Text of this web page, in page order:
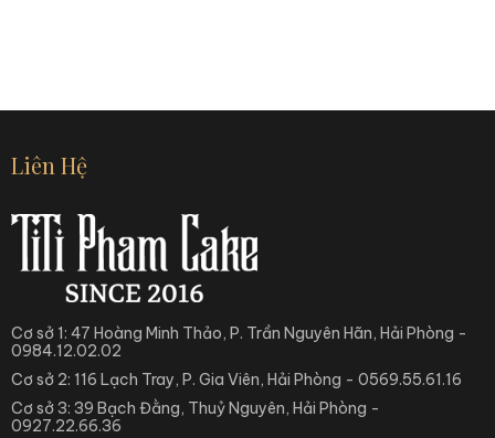
Liên Hệ
Cơ sở 1: 47 Hoàng Minh Thảo, P. Trần Nguyên Hãn, Hải Phòng -
0984.12.02.02
Cơ sở 2: 116 Lạch Tray, P. Gia Viên, Hải Phòng - 0569.55.61.16
Cơ sở 3: 39 Bạch Đằng, Thuỷ Nguyên, Hải Phòng -
0927.22.66.36